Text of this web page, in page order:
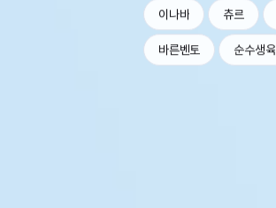
이나바 츄르
바른벤토 순수생육